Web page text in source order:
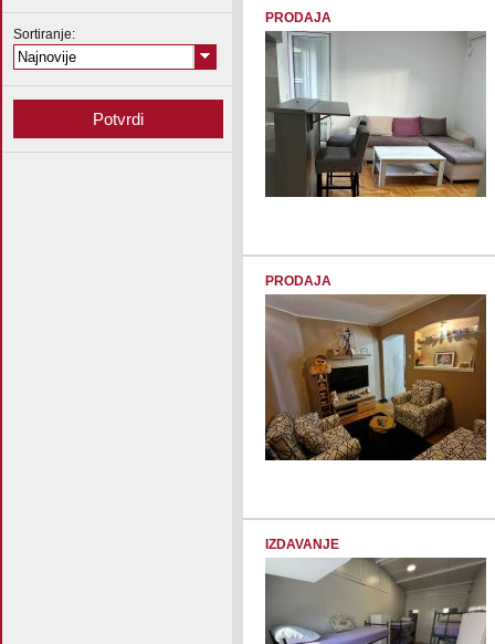
Sortiranje:
Najnovije
PRODAJA
PRODAJA
IZDAVANJE